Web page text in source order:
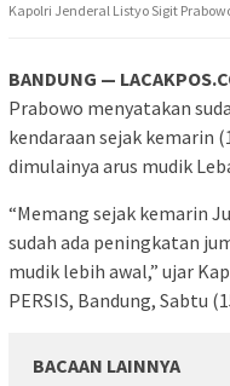
Kapolri Jenderal Listyo Sigit
BANDUNG —
Prabowo menyatakan
kendaraan sejak kemarin
dimulainya arus mudik
“Memang sejak kemarin
sudah ada peningkatan
mudik lebih awal,” ujar
PERSIS, Bandung, Sabtu
BACAAN LAINNYA